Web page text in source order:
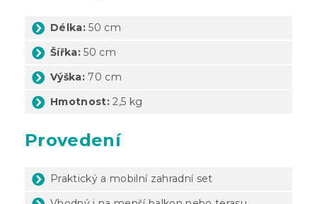
Délka: 50 cm
Šířka: 50 cm
Výška: 70 cm
Hmotnost: 2,5 kg
Provedení
Praktický a mobilní zahradní set